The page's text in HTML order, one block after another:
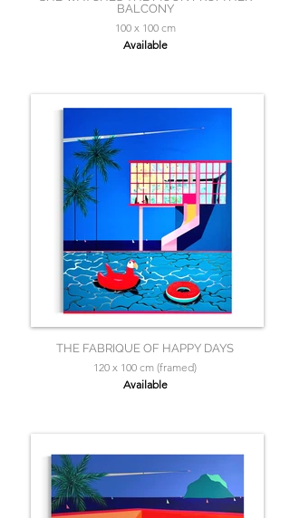
BALCONY
100 x 100 cm
Available
THE FABRIQUE OF HAPPY DAYS
120 x 100 cm (framed)
Available